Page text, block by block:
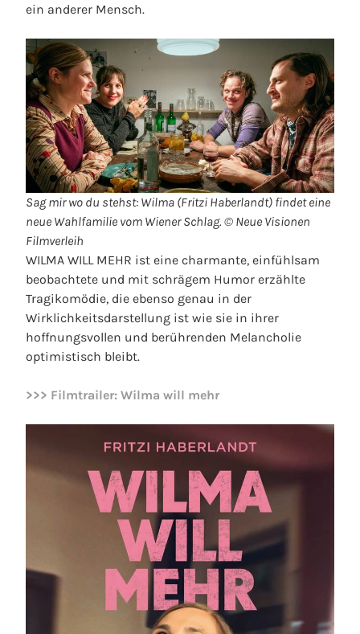
ein anderer Mensch.
Sag mir wo du stehst: Wilma (Fritzi Haberlandt) findet eine
neue Wahlfamilie vom Wiener Schlag. © Neue Visionen
Filmverleih
WILMA WILL MEHR ist eine charmante, einfühlsam
beobachtete und mit schrägem Humor erzählte
Tragikomödie, die ebenso genau in der
Wirklichkeitsdarstellung ist wie sie in ihrer
hoffnungsvollen und berührenden Melancholie
optimistisch bleibt.
>>> Filmtrailer: Wilma will mehr